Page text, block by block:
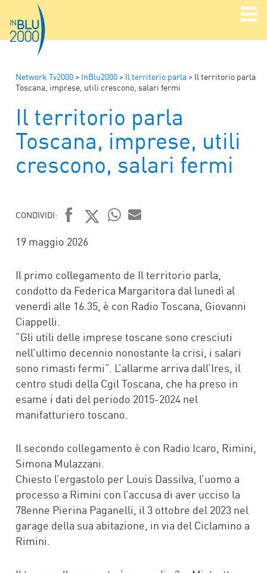
Network Tv2000 > InBlu2000 > Il territorio parla > Il territorio parla
Toscana, imprese, utili crescono, salari fermi
Il territorio parla
Toscana, imprese, utili
crescono, salari fermi
CONDIVIDI:
FACEBOOK
TWITTER
19 maggio 2026
Il primo collegamento de Il territorio parla,
condotto da Federica Margaritora dal lunedì al
venerdì alle 16.35, è con Radio Toscana, Giovanni
Ciappelli.
“Gli utili delle imprese toscane sono cresciuti
nell’ultimo decennio nonostante la crisi, i salari
sono rimasti fermi”. L’allarme arriva dall’Ires, il
centro studi della Cgil Toscana, che ha preso in
esame i dati del periodo 2015-2024 nel
manifatturiero toscano.
Il secondo collegamento è con Radio Icaro, Rimini,
Simona Mulazzani.
Chiesto l’ergastolo per Louis Dassilva, l’uomo a
processo a Rimini con l’accusa di aver ucciso la
78enne Pierina Paganelli, il 3 ottobre del 2023 nel
garage della sua abitazione, in via del Ciclamino a
Rimini.